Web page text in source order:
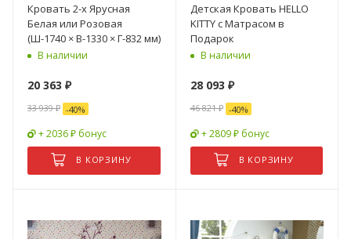
Кровать 2-х Ярусная
Белая или Розовая
(Ш-1740 × В-1330 × Г-832 мм)
В наличии
20 363 ₽
33 939₽ -40%
+ 2036 ₽ бонус
В КОРЗИНУ
Детская Кровать HELLO
KITTY с Матрасом в
Подарок
В наличии
28 093 ₽
46 821₽ -40%
+ 2809 ₽ бонус
В КОРЗИНУ